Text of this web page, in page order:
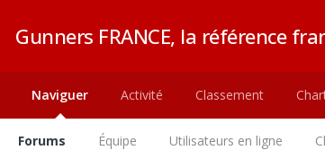
Gunners FRANCE, la référence
Naviguer
Forums Équipe Utilisateurs en ligne
Activité Classement